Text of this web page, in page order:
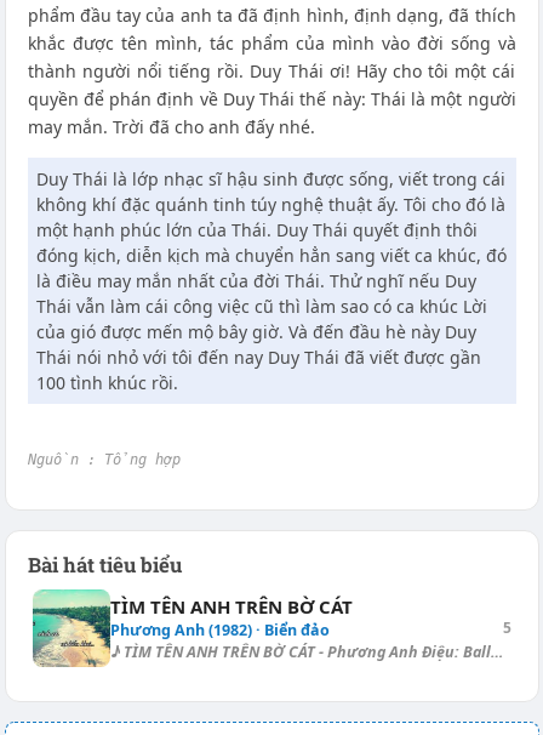
phẩm đầu tay của anh ta đã định hình, định dạng, đã thích
khắc được tên mình, tác phẩm của mình vào đời sống và
thành người nổi tiếng rồi. Duy Thái ơi! Hãy cho tôi một cái
quyền để phán định về Duy Thái thế này: Thái là một người
may mắn. Trời đã cho anh đấy nhé.
Duy Thái là lớp nhạc sĩ hậu sinh được sống, viết trong cái
không khí đặc quánh tinh túy nghệ thuật ấy. Tôi cho đó là
một hạnh phúc lớn của Thái. Duy Thái quyết định thôi
đóng kịch, diễn kịch mà chuyển hẳn sang viết ca khúc, đó
là điều may mắn nhất của đời Thái. Thử nghĩ nếu Duy
Thái vẫn làm cái công việc cũ thì làm sao có ca khúc Lời
của gió được mến mộ bây giờ. Và đến đầu hè này Duy
Thái nói nhỏ với tôi đến nay Duy Thái đã viết được gần
100 tình khúc rồi.
Nguồn : Tổng hợp
Bài hát tiêu biểu
TÌM TÊN ANH TRÊN BỜ CÁT
Phương Anh (1982) · Biển đảo
♪ TÌM TÊN ANH TRÊN BỜ CÁT - Phương Anh Điệu: Ballad [Dm] Anh hãy [E7] đi...
5